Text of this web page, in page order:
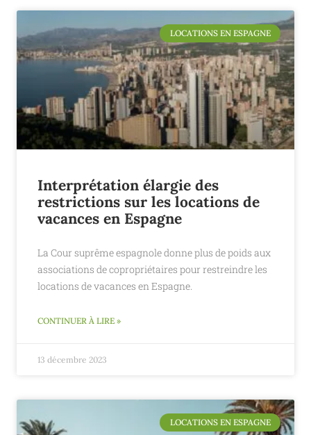
LOCATIONS EN ESPAGNE
Interprétation élargie des
restrictions sur les locations de
vacances en Espagne
La Cour suprême espagnole donne plus de poids aux
associations de copropriétaires pour restreindre les
locations de vacances en Espagne.
CONTINUER À LIRE »
13 décembre 2023
LOCATIONS EN ESPAGNE